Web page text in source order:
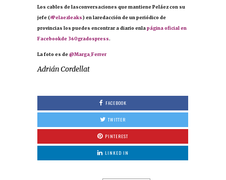
Los cables de lasconversaciones que mantiene Peláez con su
jefe (#Pelaezleaks) en laredacción de un periódico de
provincias los puedes encontrar a diario enlapágina oficial en
Facebookde 360gradospress.
La foto es de @Marga_Ferrer
Adrián Cordellat
FACEBOOK
TWITTER
PINTEREST
LINKED IN